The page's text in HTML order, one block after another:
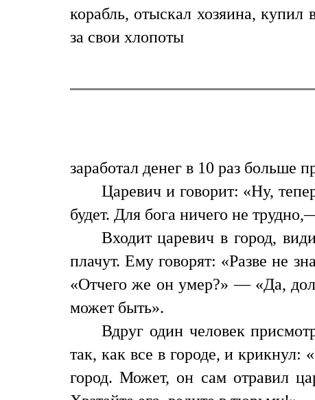
корабль, отыскал хозяина,
за свои хлопоты
заработал денег в 10 раз больше
Царевич и говорит: «Ну,
будет. Для бога ничего не
Входит царевич в город,
плачут. Ему говорят: «Разве не
«Отчего же он умер?» — «Да,
может быть».
Вдруг один человек
так, как все в городе, и крикнул:
город. Может, он сам отравил